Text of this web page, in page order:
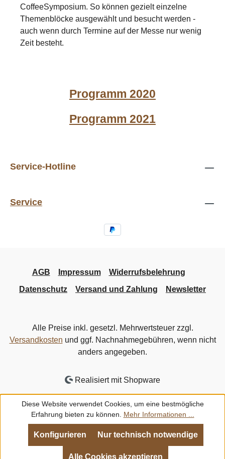
CoffeeSymposium. So können gezielt einzelne
Themenblöcke ausgewählt und besucht werden -
auch wenn durch Termine auf der Messe nur wenig
Zeit besteht.
Programm 2020
Programm 2021
Service-Hotline
Service
AGB Impressum
Widerrufsbelehrung
Datenschutz
Versand und Zahlung Newsletter
Alle Preise inkl. gesetzl. Mehrwertsteuer zzgl.
Versandkosten und ggf. Nachnahmegebühren, wenn nicht
anders angegeben.
Realisiert mit Shopware
Diese Website verwendet Cookies, um eine bestmögliche
Erfahrung bieten zu können. Mehr Informationen ...
Nur technisch notwendige
Konfigurieren
Alle Cookies akzeptieren